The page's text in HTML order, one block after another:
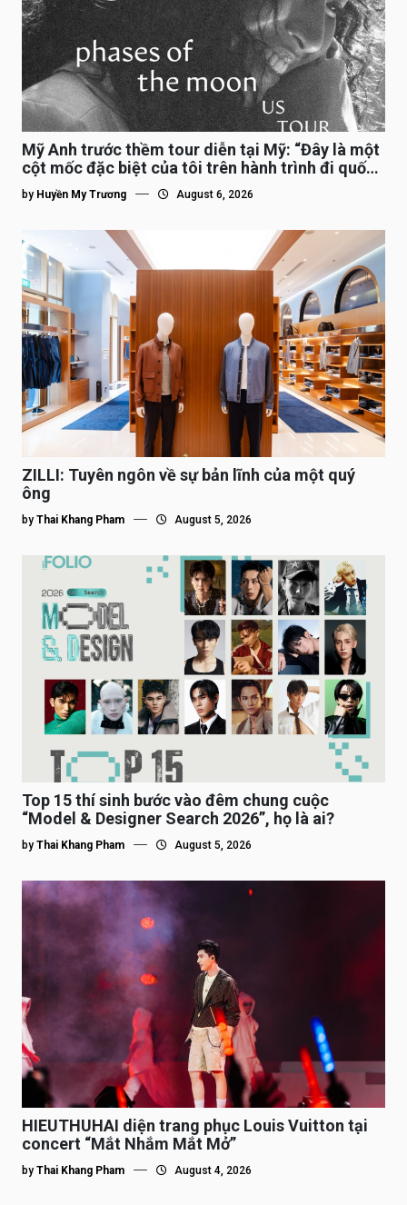
Mỹ Anh trước thềm tour diễn tại Mỹ: “Đây là một
cột mốc đặc biệt của tôi trên hành trình đi quốc
tế”
by Huyền My Trương August 6, 2026
ZILLI: Tuyên ngôn về sự bản lĩnh của một quý
ông
by Thai Khang Pham August 5, 2026
Top 15 thí sinh bước vào đêm chung cuộc
“Model & Designer Search 2026”, họ là ai?
by Thai Khang Pham August 5, 2026
HIEUTHUHAI diện trang phục Louis Vuitton tại
concert “Mắt Nhắm Mắt Mở”
by Thai Khang Pham August 4, 2026